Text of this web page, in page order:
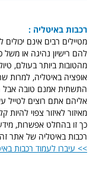
רכבות באיטליה :
מטיילים רבים אינם
להם רישיון נהיגה או
מהטובות ביותר בעולם,
אופציה באיטליה, למרות
התשתית אמנם טובה אבל
אליהם אתם רוצים לטייל
מאיזור לאיזור צפוי
כך זו בהחלט אפשרות,
רכבות באיטליה של אתר
>> עיברו לעמוד רכבות